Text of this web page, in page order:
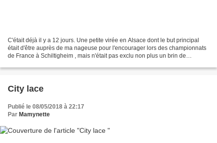
C'était déjà il y a 12 jours. Une petite virée en Alsace dont le but principal
était d'être auprès de ma nageuse pour l'encourager lors des championnats
de France à Schiltigheim , mais n'était pas exclu non plus un brin de
City lace
Publié le 08/05/2018 à 22:17
Par Mamynette